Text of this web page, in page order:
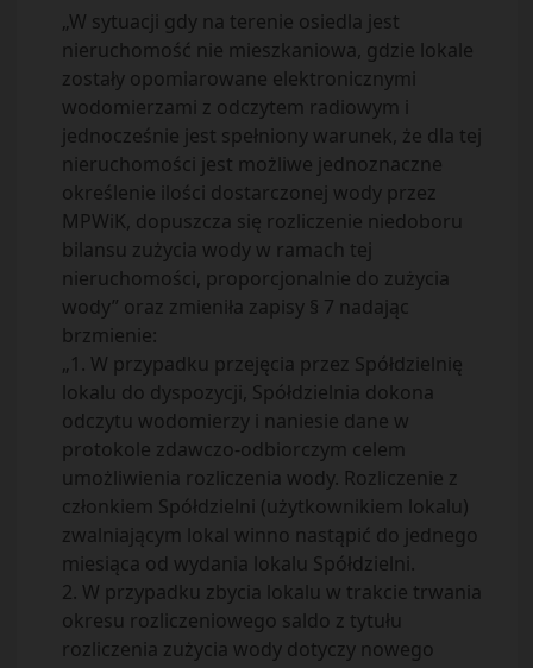
„W sytuacji gdy na terenie osiedla jest
nieruchomość nie mieszkaniowa, gdzie lokale
zostały opomiarowane elektronicznymi
wodomierzami z odczytem radiowym i
jednocześnie jest spełniony warunek, że dla tej
nieruchomości jest możliwe jednoznaczne
określenie ilości dostarczonej wody przez
MPWiK, dopuszcza się rozliczenie niedoboru
bilansu zużycia wody w ramach tej
nieruchomości, proporcjonalnie do zużycia
wody” oraz zmieniła zapisy § 7 nadając
brzmienie:
„1. W przypadku przejęcia przez Spółdzielnię
lokalu do dyspozycji, Spółdzielnia dokona
odczytu wodomierzy i naniesie dane w
protokole zdawczo-odbiorczym celem
umożliwienia rozliczenia wody. Rozliczenie z
członkiem Spółdzielni (użytkownikiem lokalu)
zwalniającym lokal winno nastąpić do jednego
miesiąca od wydania lokalu Spółdzielni.
2. W przypadku zbycia lokalu w trakcie trwania
okresu rozliczeniowego saldo z tytułu
rozliczenia zużycia wody dotyczy nowego